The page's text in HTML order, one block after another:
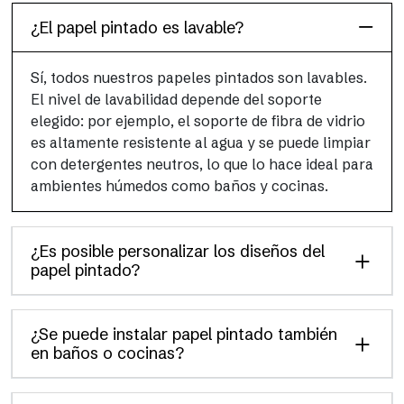
¿El papel pintado es lavable?
Sí, todos nuestros papeles pintados son lavables.
El nivel de lavabilidad depende del soporte
elegido: por ejemplo, el soporte de fibra de vidrio
es altamente resistente al agua y se puede limpiar
con detergentes neutros, lo que lo hace ideal para
ambientes húmedos como baños y cocinas.
¿Es posible personalizar los diseños del
papel pintado?
¿Se puede instalar papel pintado también
en baños o cocinas?